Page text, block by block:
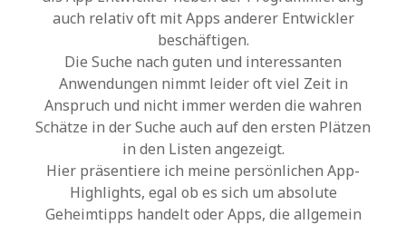
auch relativ oft mit Apps anderer Entwickler
beschäftigen.
Die Suche nach guten und interessanten
Anwendungen nimmt leider oft viel Zeit in
Anspruch und nicht immer werden die wahren
Schätze in der Suche auch auf den ersten Plätzen
in den Listen angezeigt.
Hier präsentiere ich meine persönlichen App-
Highlights, egal ob es sich um absolute
Geheimtipps handelt oder Apps, die allgemein